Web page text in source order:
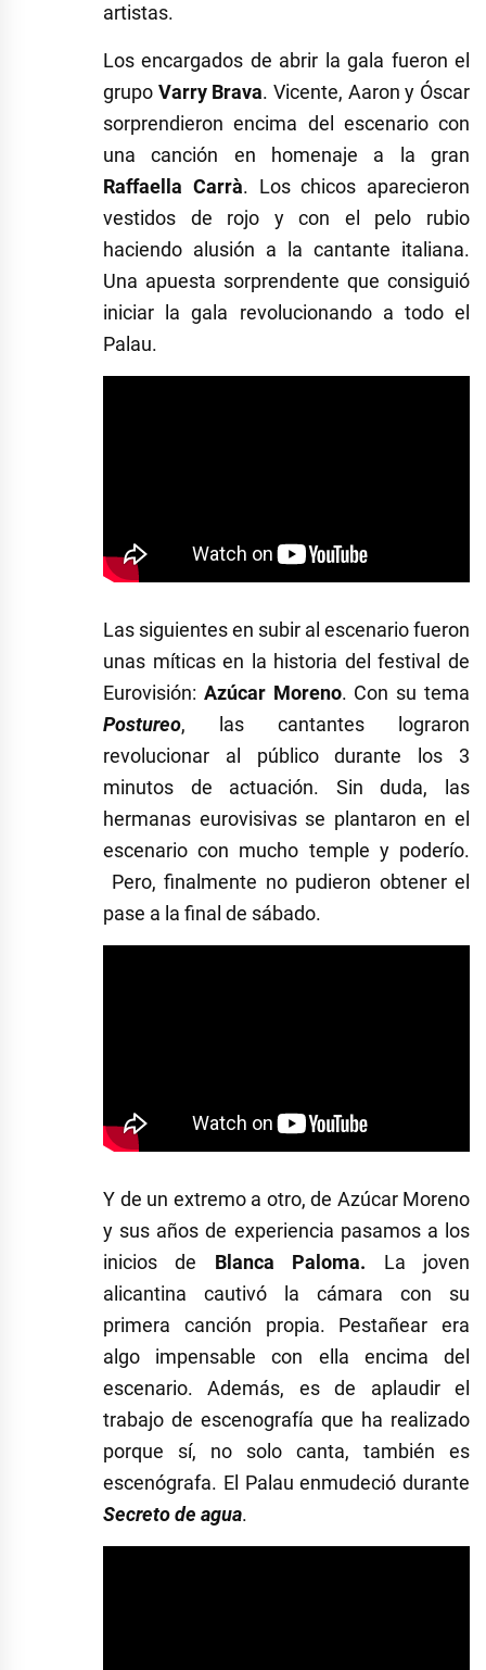
artistas.
Los encargados de abrir la gala fueron el
grupo Varry Brava. Vicente, Aaron y Óscar
sorprendieron encima del escenario con
una canción en homenaje a la gran
Raffaella Carrà. Los chicos aparecieron
vestidos de rojo y con el pelo rubio
haciendo alusión a la cantante italiana.
Una apuesta sorprendente que consiguió
iniciar la gala revolucionando a todo el
Palau.
Las siguientes en subir al escenario fueron
unas míticas en la historia del festival de
Eurovisión: Azúcar Moreno. Con su tema
Postureo, las cantantes lograron
revolucionar al público durante los 3
minutos de actuación. Sin duda, las
hermanas eurovisivas se plantaron en el
escenario con mucho temple y poderío.
Pero, finalmente no pudieron obtener el
pase a la final de sábado.
Y de un extremo a otro, de Azúcar Moreno
y sus años de experiencia pasamos a los
inicios de Blanca Paloma. La joven
alicantina cautivó la cámara con su
primera canción propia. Pestañear era
algo impensable con ella encima del
escenario. Además, es de aplaudir el
trabajo de escenografía que ha realizado
porque sí, no solo canta, también es
escenógrafa. El Palau enmudeció durante
Secreto de agua.